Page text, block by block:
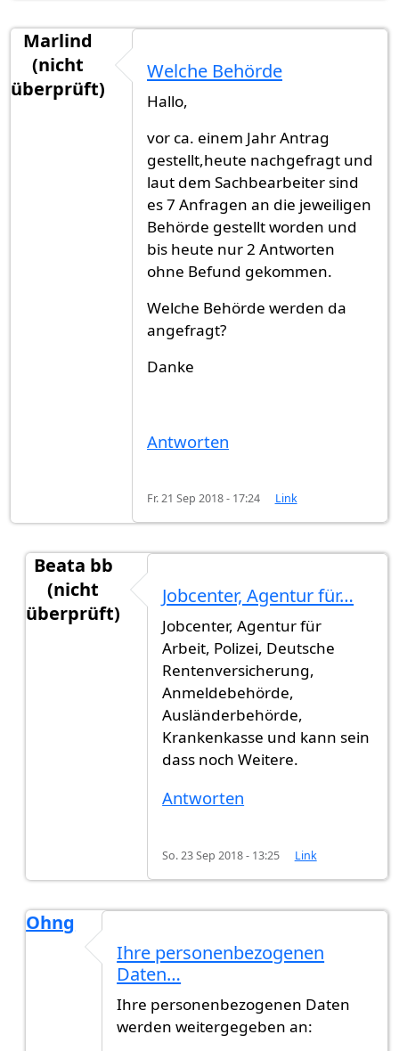
Marlind
(nicht
überprüft)
Welche Behörde
Hallo,
vor ca. einem Jahr Antrag
gestellt,heute nachgefragt und
laut dem Sachbearbeiter sind
es 7 Anfragen an die jeweiligen
Behörde gestellt worden und
bis heute nur 2 Antworten
ohne Befund gekommen.
Welche Behörde werden da
angefragt?
Danke
Antworten
Fr. 21 Sep 2018 - 17:24 Link
Beata bb
(nicht
überprüft)
Welche BehördevonMarlind (nicht
Jobcenter, Agentur für…
Jobcenter, Agentur für
Arbeit, Polizei, Deutsche
Rentenversicherung,
Anmeldebehörde,
Ausländerbehörde,
Krankenkasse und kann sein
dass noch Weitere.
Antworten
So. 23 Sep 2018 - 13:25 Link
Ohng
Antwort aufWelche BehördevonMarlind (nicht
Ihre personenbezogenen
Daten…
Ihre personenbezogenen Daten
werden weitergegeben an: